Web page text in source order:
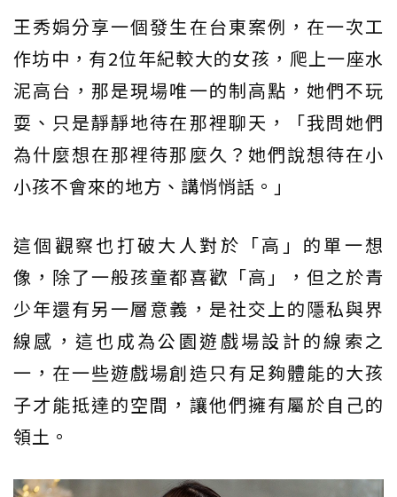
王秀娟分享一個發生在台東案例，在一次工
作坊中，有2位年紀較大的女孩，爬上一座水
泥高台，那是現場唯一的制高點，她們不玩
耍、只是靜靜地待在那裡聊天，「我問她們
為什麼想在那裡待那麼久？她們說想待在小
小孩不會來的地方、講悄悄話。」
這個觀察也打破大人對於「高」的單一想
像，除了一般孩童都喜歡「高」，但之於青
少年還有另一層意義，是社交上的隱私與界
線感，這也成為公園遊戲場設計的線索之
一，在一些遊戲場創造只有足夠體能的大孩
子才能抵達的空間，讓他們擁有屬於自己的
領土。